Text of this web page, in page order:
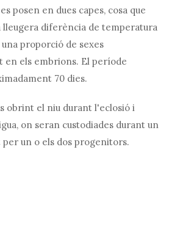
posen en dues capes, cosa que
lleugera diferència de temperatura
proporció de sexes
els embrions. El període
70 dies.
obrint el niu durant l'eclosió i
on seran custodiades durant un
un o els dos progenitors.